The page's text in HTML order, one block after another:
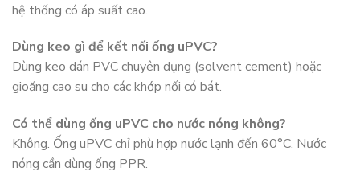
hệ thống có áp suất cao.
Dùng keo gì để kết nối ống uPVC?
Dùng keo dán PVC chuyên dụng (solvent cement) hoặc
gioăng cao su cho các khớp nối có bát.
Có thể dùng ống uPVC cho nước nóng không?
Không. Ống uPVC chỉ phù hợp nước lạnh đến 60°C. Nước
nóng cần dùng ống PPR.